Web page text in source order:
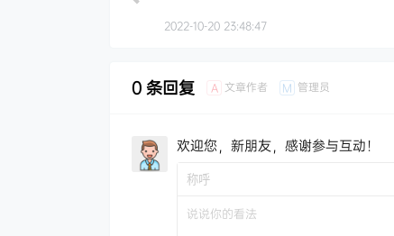
2022-10-20 23:48:47
0 条回复 A 文章作者 M 管理员
欢迎您，新朋友，感谢参与互动！